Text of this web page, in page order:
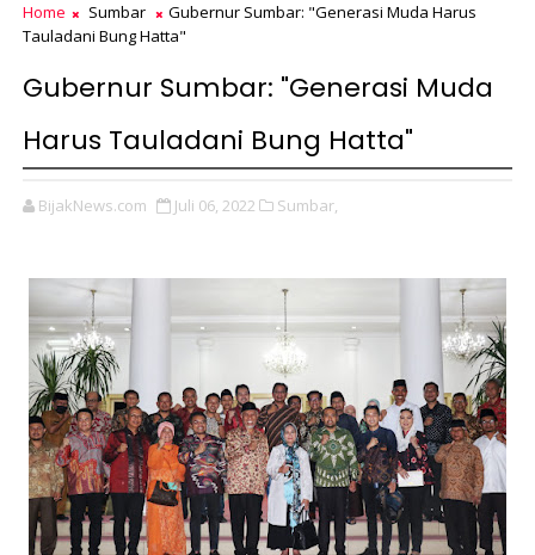
Home Sumbar
Gubernur Sumbar: "Generasi Muda Harus
Tauladani Bung Hatta"
Gubernur Sumbar: "Generasi Muda
Harus Tauladani Bung Hatta"
BijakNews.com Juli 06, 2022 Sumbar,